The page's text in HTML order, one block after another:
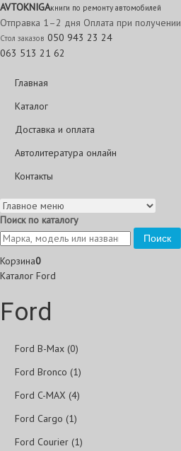
AVTOKNIGAкниги по ремонту автомобилей
Отправка 1–2 дня Оплата при получении
Стол заказов 050 943 23 24
063 513 21 62
Главная
Каталог
Доставка и оплата
Автолитература онлайн
Контакты
Поиск по каталогу
Поиск
Корзина0
Каталог Ford
Ford
Ford B-Max (0)
Ford Bronco (1)
Ford C-MAX (4)
Ford Cargo (1)
Ford Courier (1)